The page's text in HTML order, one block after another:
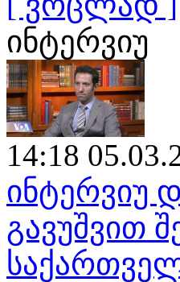
ინტერვიუ
14:18
ინტერვიუ
გავუშვით